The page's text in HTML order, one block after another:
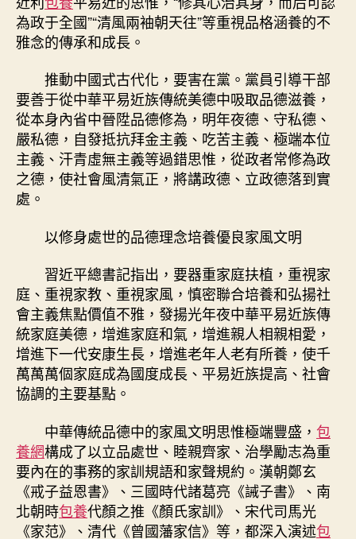
為政于全國”“清風兩袖朝天往”等重視品格涵養的不
雅念的傳承和成長。
推動中國式古代化，要害在黨。黨員引導干部
要善于從中華平易近族傳統美德中吸取品德滋養，
從本身內省中晉陞品德修為，明年夜德、守私德、
嚴私德，自發抵抗拜金主義、吃苦主義、極端本位
主義、汗青虛無主義等過錯思惟，從政者常修為政
之德，使社會風清氣正，將講政德、立政德落到實
處。
以修身處世的品德理念培養優良家風文明
習近平總書記指出，要器重家庭扶植，重視家
庭、重視家教、重視家風，慎密聯合培養和弘揚社
會主義焦點價值不雅，發揚光年夜中華平易近族傳
統家庭美德，增進家庭和氣，增進親人相親相愛，
增進下一代安康生長，增進老年人老有所養，使千
萬萬萬個家庭成為國度成長、平易近族提高、社會
協調的主要基點。
中華傳統品德中的家風文明思惟極端豐盛， 包
養網構成了以立品處世、睦親齊家、治學勵志為重
要內在的事務的家訓規語和家聲規約。漢朝鄭玄
《戒子益恩書》、三國時代諸葛亮《誡子書》、南
北朝時包養代顏之推《顏氏家訓》、宋代司馬光
《家范》、清代《曾國藩家信》等，都深入演述包